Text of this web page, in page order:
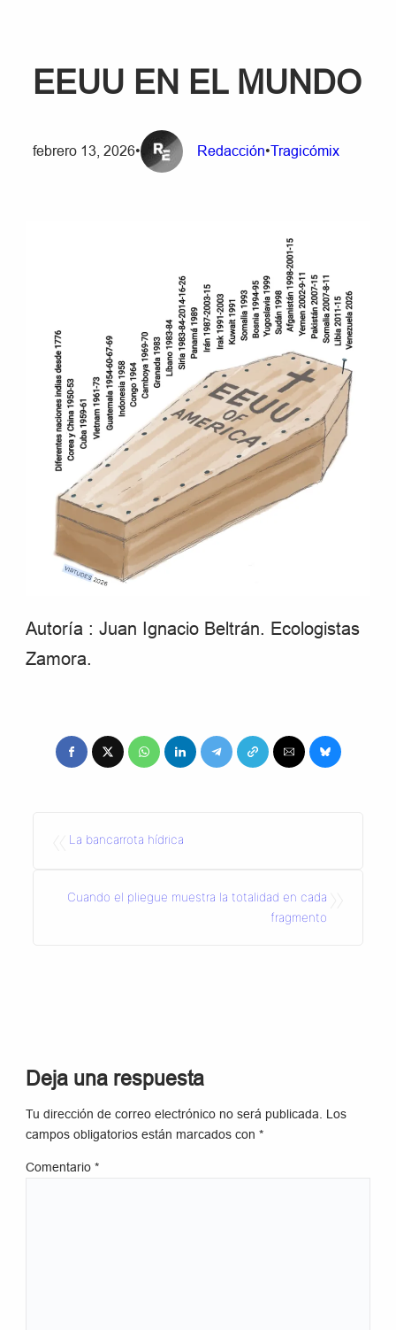
EEUU EN EL MUNDO
febrero 13, 2026• Redacción•Tragicómix
Autoría : Juan Ignacio Beltrán. Ecologistas
Zamora.
La bancarrota hídrica
Cuando el pliegue muestra la totalidad en cada
fragmento
Deja una respuesta
Tu dirección de correo electrónico no será publicada.
Los
campos obligatorios están marcados con*
Comentario*